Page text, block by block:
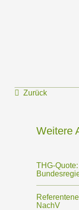
Zurück
Weitere
THG-
NachV